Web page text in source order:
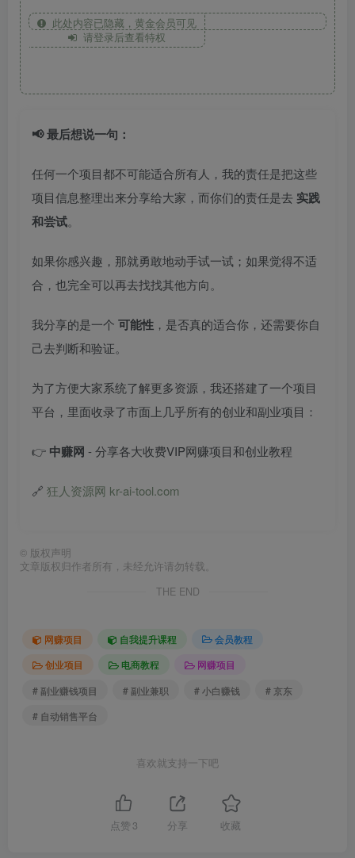
此处内容已隐藏，黄金会员可见
请登录后查看特权
📢 最后想说一句：
任何一个项目都不可能适合所有人，我的责任是把这些
项目信息整理出来分享给大家，而你们的责任是去 实践
和尝试。
如果你感兴趣，那就勇敢地动手试一试；如果觉得不适
合，也完全可以再去找找其他方向。
我分享的是一个 可能性 ，是否真的适合你，还需要你自
己去判断和验证。
为了方便大家系统了解更多资源，我还搭建了一个项目
平台，里面收录了市面上几乎所有的创业和副业项目：
👉 中赚网 - 分享各大收费VIP网赚项目和创业教程
🔗 狂人资源网 kr-ai-tool.com
© 版权声明
文章版权归作者所有，未经允许请勿转载。
THE END
网赚项目 自我提升课程
会员教程
创业项目
电商教程
网赚项目
# 副业赚钱项目
# 副业兼职 # 小白赚钱
# 京东
# 自动销售平台
喜欢就支持一下吧
点赞 3 分享 收藏